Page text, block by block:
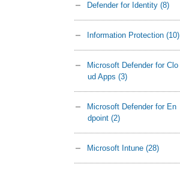
Defender for Identity (8)
Information Protection (10)
Microsoft Defender for Clo
ud Apps (3)
Microsoft Defender for En
dpoint (2)
Microsoft Intune (28)